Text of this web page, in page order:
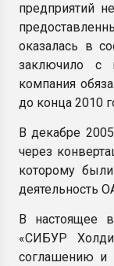
предприятий
оказалась в
заключило с
компания
до конца 2010
В декабре
через
которому
деятельность
В настоящее
«СИБУР
соглашению и